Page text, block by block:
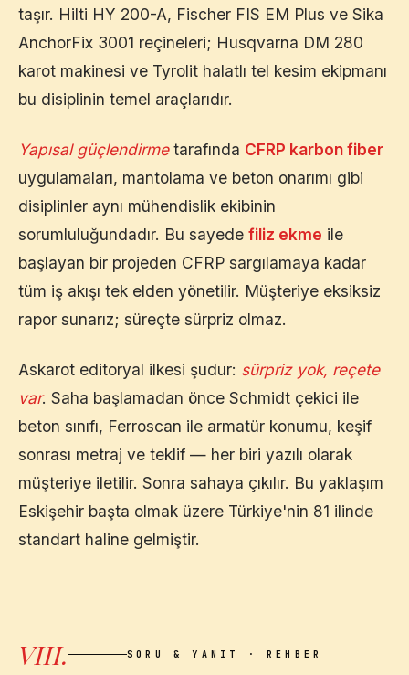
taşır. Hilti HY 200-A, Fischer FIS EM Plus ve Sika
AnchorFix 3001 reçineleri; Husqvarna DM 280
karot makinesi ve Tyrolit halatlı tel kesim ekipmanı
bu disiplinin temel araçlarıdır.
Yapısal güçlendirmetarafında CFRP karbon fiber
uygulamaları, mantolama ve beton onarımı gibi
disiplinler aynı mühendislik ekibinin
sorumluluğundadır. Bu sayede filiz ekme ile
başlayan bir projeden CFRP sargılamaya kadar
tüm iş akışı tek elden yönetilir. Müşteriye eksiksiz
rapor sunarız; süreçte sürpriz olmaz.
Askarot editoryal ilkesi şudur: sürpriz yok, reçete
var. Saha başlamadan önce Schmidt çekici ile
beton sınıfı, Ferroscan ile armatür konumu, keşif
sonrası metraj ve teklif — her biri yazılı olarak
müşteriye iletilir. Sonra sahaya çıkılır. Bu yaklaşım
Eskişehir başta olmak üzere Türkiye'nin 81 ilinde
standart haline gelmiştir.
VIII. SORU & YANIT · REHBER